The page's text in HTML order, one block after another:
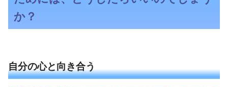
か？
自分の心と向き合う